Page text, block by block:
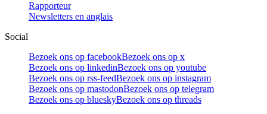
Rapporteur
Newsletters en anglais
Social
Bezoek ons op facebookBezoek ons op x
Bezoek ons op linkedinBezoek ons op youtube
Bezoek ons op rss-feedBezoek ons op instagram
Bezoek ons op mastodonBezoek ons op telegram
Bezoek ons op blueskyBezoek ons op threads